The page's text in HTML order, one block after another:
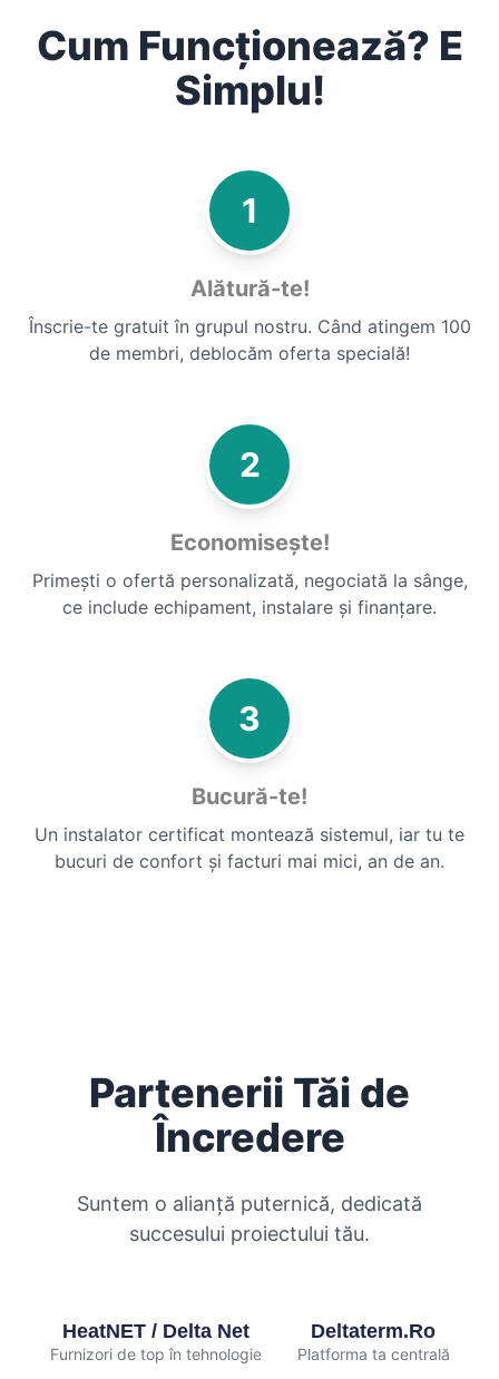
Cum Funcționează? E
Simplu!
1
Alătură-te!
Înscrie-te gratuit în grupul nostru. Când atingem 100
de membri, deblocăm oferta specială!
2
Economisește!
Primești o ofertă personalizată, negociată la sânge,
ce include echipament, instalare și finanțare.
3
Bucură-te!
Un instalator certificat montează sistemul, iar tu te
bucuri de confort și facturi mai mici, an de an.
Partenerii Tăi de
Încredere
Suntem o alianță puternică, dedicată
succesului proiectului tău.
HeatNET / Delta Net
Furnizori de top în tehnologie
Deltaterm.ro
Platforma ta centrală